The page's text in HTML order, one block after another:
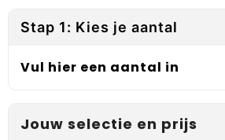
Regenkleding
Restauranttextiel
T-Shirts
Vesten
Lunchtassen
Matrozentassen
Plakstrips voor op de telefoon
Polsbandjes
Stap 1: Kies je aantal
Vul hier een aantal in
Jouw selectie en prijs